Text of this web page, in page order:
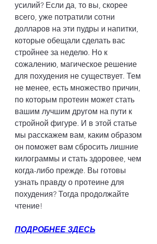
усилий? Если да, то вы, скорее
всего, уже потратили сотни
долларов на эти пудры и напитки,
которые обещали сделать вас
стройнее за неделю. Но к
сожалению, магическое решение
для похудения не существует. Тем
не менее, есть множество причин,
по которым протеин может стать
вашим лучшим другом на пути к
стройной фигуре. И в этой статье
мы расскажем вам, каким образом
он поможет вам сбросить лишние
килограммы и стать здоровее, чем
когда-либо прежде. Вы готовы
узнать правду о протеине для
похудения? Тогда продолжайте
чтение!
ПОДРОБНЕЕ ЗДЕСЬ